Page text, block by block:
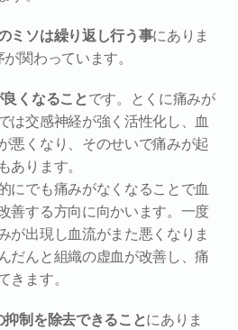
ミソは繰り返し行う事にありま
関わっています。
くなることです。とくに痛みが
は交感神経が強く活性化し、血
悪くなり、そのせいで痛みが起
あります。
にでも痛みがなくなることで血
善する方向に向かいます。一度
が出現し血流がまた悪くなりま
だんと組織の虚血が改善し、痛
きます。
制を除去できることにありま